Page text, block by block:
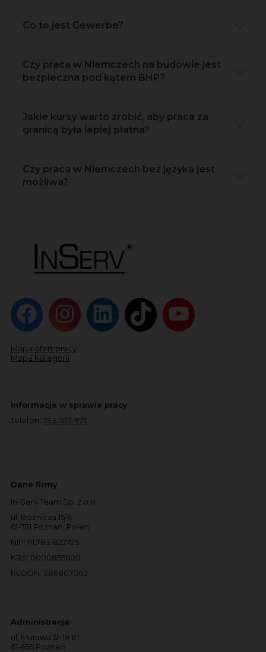
Co to jest Gewerbe?
Czy praca w Niemczech na budowie jest
bezpieczna pod kątem BHP?
Jakie kursy warto zrobić, aby praca za
granicą była lepiej płatna?
Czy praca w Niemczech bez języka jest
możliwa?
Mapa ofert pracy
Mapa kategorii
Informacje w sprawie pracy
Telefon: 793-577-977
Dane firmy
In-Serv Team Sp. z o.o.
ul. Bóżnicza 15/6
61-751 Poznań, Polen
NIP: PL7831822725
KRS: 0000855600
REGON: 386807002
Administracja
ul. Murawa 12-18 E1
61-655 Poznań